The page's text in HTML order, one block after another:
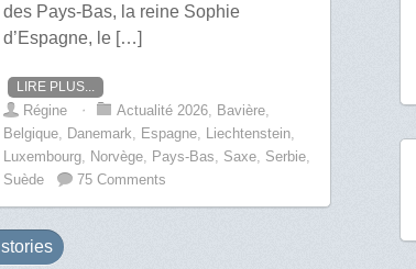
des Pays-Bas, la reine Sophie
d’Espagne, le […]
LIRE PLUS...
Régine ⋅ Actualité 2026 Bavière
Belgique
Danemark Espagne Liechtenstein
Luxembourg
Norvège Pays-Bas Saxe Serbie
Suède
75 Comments
stories